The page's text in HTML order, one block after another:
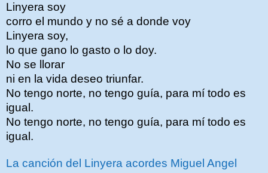
Linyera soy
corro el mundo y no sé a donde voy
Linyera soy,
lo que gano lo gasto o lo doy.
No se llorar
ni en la vida deseo triunfar.
No tengo norte, no tengo guía, para mí todo es
igual.
No tengo norte, no tengo guía, para mí todo es
igual.
La canción del Linyera acordes Miguel Angel